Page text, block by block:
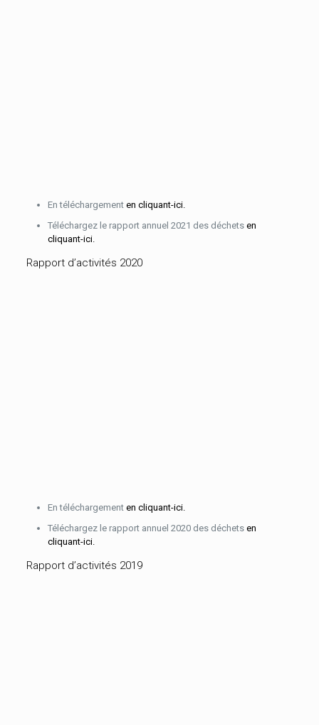
En téléchargement en cliquant-ici.
Téléchargez le rapport annuel 2021 des déchets en
cliquant-ici.
Rapport d’activités 2020
En téléchargement en cliquant-ici.
Téléchargez le rapport annuel 2020 des déchets en
cliquant-ici.
Rapport d’activités 2019